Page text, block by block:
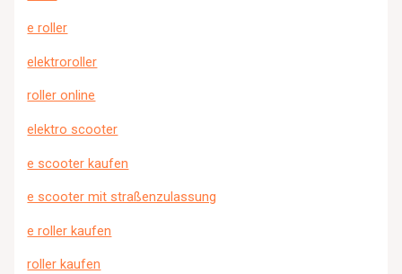
e roller
elektroroller
roller online
elektro scooter
e scooter kaufen
e scooter mit straßenzulassung
e roller kaufen
roller kaufen